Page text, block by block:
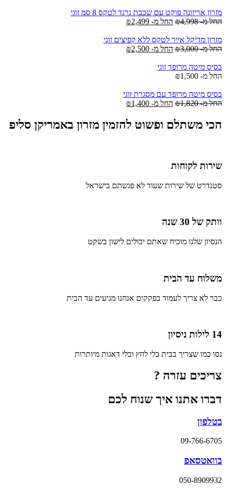
מזרון אריזונה פוקט עם שכבת גרנד לטקס 8 סמ זוגי
החל מ-
₪4,998 החל מ- ₪2,499
מזרון מדיקל אייר לטקס ללא קפיצים זוגי
החל מ-
₪3,000 החל מ- ₪2,500
בסיס מיטה מרופד זוגי
החל מ-
₪1,500
בסיס מיטה מרופד עם מסגרת זוגי
החל מ-
₪1,820 החל מ- ₪1,400
הכי משתלם ופשוט להזמין מזרון באמריקן סליפ
שירות לקוחות
סטנדרט של שירות שעוד לא פגשתם בישראל
וותק של 30 שנה
הנסיון שלנו מוכיח שאתם יכולים לישון בשקט
משלוח עד הבית
כבר לא צריך לעמוד בפקקים אנחנו מגיעים עד הבית
14 לילות ניסיון
נסו כמו שצריך בבית בלי לחץ ובלי דאגות מיותרות
צריכים עזרה ?
דברו אתנו איך שנוח לכם
בטלפון
09-766-6705
בוואטסאפ
050-8909932